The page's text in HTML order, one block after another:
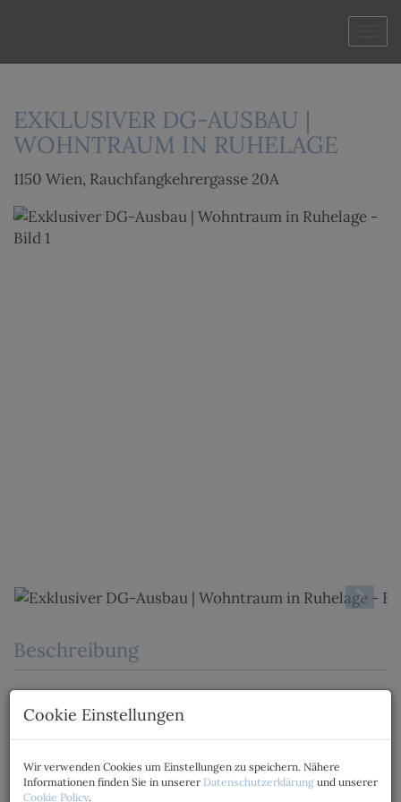
EXKLUSIVER DG-AUSBAU |
WOHNTRAUM IN RUHELAGE
1150 Wien, Rauchfangkehrergasse 20A
Beschreibung
Stilvolle Altbau-Eleganz trifft modernen
Wohnkomfort
Im Zuge einer umfassenden Sanierung des Altbaus
wird das Dachgeschoss mit insgesamt 10 exklusiven
Cookie Einstellungen
Wir verwenden Cookies um Einstellungen zu speichern. Nähere
Informationen finden Sie in unserer Datenschutzerklärung und unserer
Cookie Policy.